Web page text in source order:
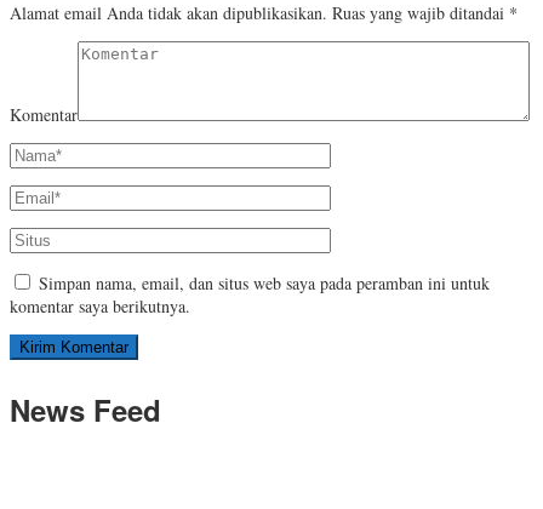
Alamat email Anda tidak akan dipublikasikan. Ruas yang wajib ditandai *
Komentar
Simpan nama, email, dan situs web saya pada peramban ini untuk
komentar saya berikutnya.
News Feed